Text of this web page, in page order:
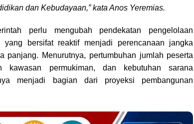
dan Kebudayaan,” kata Anos Yeremias.
perlu mengubah pendekatan pengelolaan
bersifat reaktif menjadi perencanaan jangka
panjang. Menurutnya, pertumbuhan jumlah peserta
kawasan permukiman, dan kebutuhan sarana
menjadi bagian dari proyeksi pembangunan